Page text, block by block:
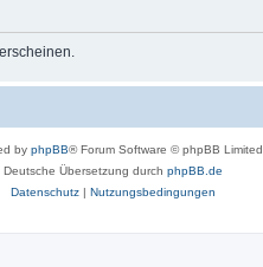
by phpBB® Forum Software © phpBB Limited
Deutsche Übersetzung durch phpBB.de
Datenschutz| Nutzungsbedingungen